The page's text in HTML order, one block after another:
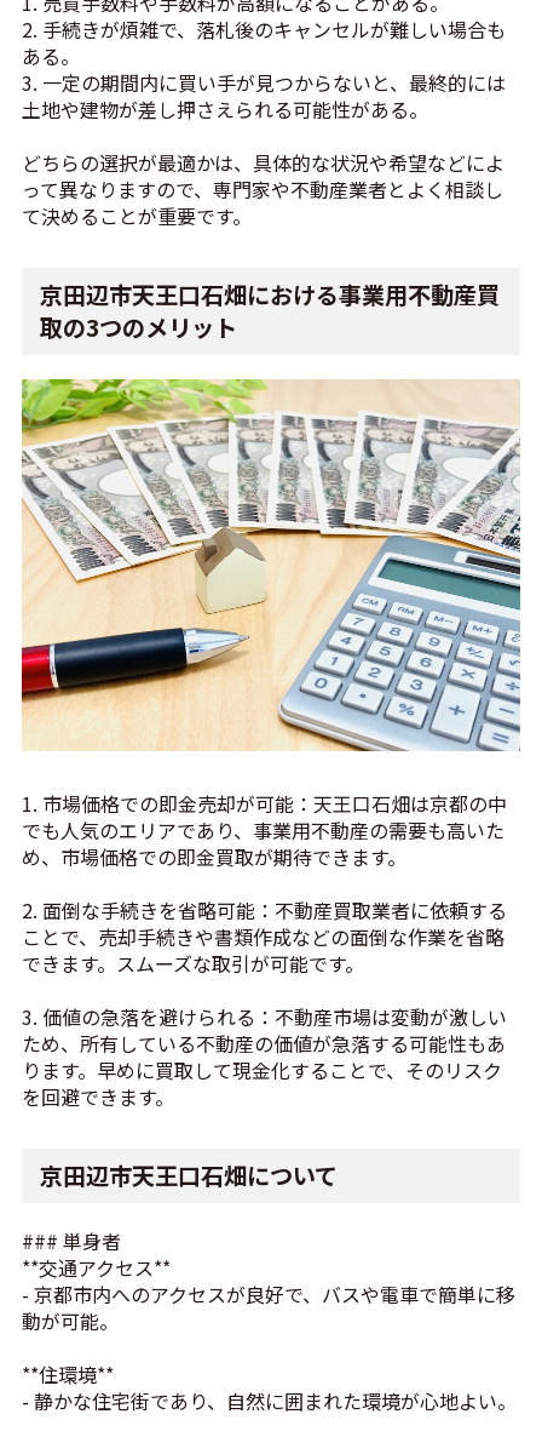
2. 手続きが煩雑で、落札後のキャンセルが難しい場合も
ある。
3. 一定の期間内に買い手が見つからないと、最終的には
土地や建物が差し押さえられる可能性がある。
どちらの選択が最適かは、具体的な状況や希望などによ
って異なりますので、専門家や不動産業者とよく相談し
て決めることが重要です。
京田辺市天王口石畑における事業用不動産買
取の3つのメリット
1. 市場価格での即金売却が可能：天王口石畑は京都の中
でも人気のエリアであり、事業用不動産の需要も高いた
め、市場価格での即金買取が期待できます。
2. 面倒な手続きを省略可能：不動産買取業者に依頼する
ことで、売却手続きや書類作成などの面倒な作業を省略
できます。スムーズな取引が可能です。
3. 価値の急落を避けられる：不動産市場は変動が激しい
ため、所有している不動産の価値が急落する可能性もあ
ります。早めに買取して現金化することで、そのリスク
を回避できます。
京田辺市天王口石畑について
### 単身者
**交通アクセス**
- 京都市内へのアクセスが良好で、バスや電車で簡単に移
動が可能。
**住環境**
- 静かな住宅街であり、自然に囲まれた環境が心地よい。